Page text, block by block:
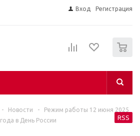
Вход Регистрация
- Новости -
Режим работы 12 июня 2025
года в День России
RSS